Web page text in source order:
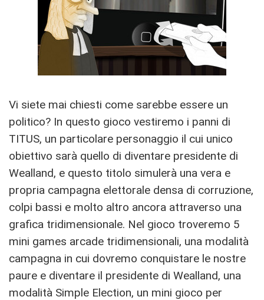
Vi siete mai chiesti come sarebbe essere un
politico? In questo gioco vestiremo i panni di
TITUS, un particolare personaggio il cui unico
obiettivo sarà quello di diventare presidente di
Wealland, e questo titolo simulerà una vera e
propria campagna elettorale densa di corruzione,
colpi bassi e molto altro ancora attraverso una
grafica tridimensionale. Nel gioco troveremo 5
mini games arcade tridimensionali, una modalità
campagna in cui dovremo conquistare le nostre
paure e diventare il presidente di Wealland, una
modalità Simple Election, un mini gioco per